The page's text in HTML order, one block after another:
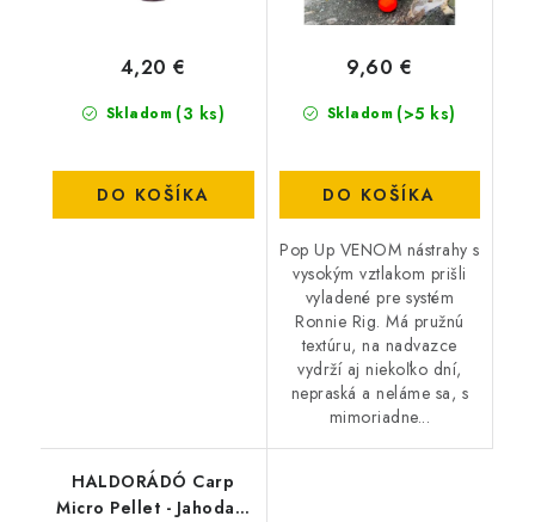
Skladom (3 ks)
4,20 €
DO KOŠÍKA
Skladom (>5 ks)
9,60 €
DO KOŠÍKA
Pop Up VENOM nástrahy s
vysokým vztlakom prišli
vyladené pre systém
Ronnie Rig. Má pružnú
textúru, na nadvazce
vydrží aj niekoľko dní,
nepraská a neláme sa, s
mimoriadne...
HALDORÁDÓ Carp
Micro Pellet - Jahoda /